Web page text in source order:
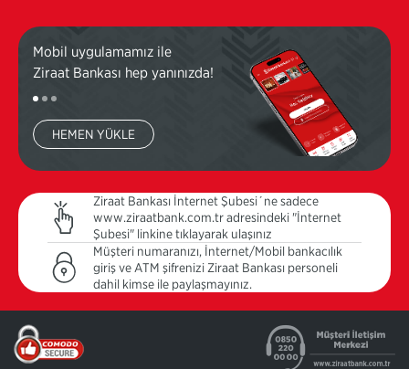
Mobil uygulamamız ile
Ziraat Bankası hep yanınızda!
HEMEN YÜKLE
Ziraat Bankası İnternet Şubesi´ne sadece
www.ziraatbank.com.tr adresindeki "İnternet
Şubesi" linkine tıklayarak ulaşınız
Müşteri numaranızı, İnternet/Mobil bankacılık
giriş ve ATM şifrenizi Ziraat Bankası personeli
dahil kimse ile paylaşmayınız.